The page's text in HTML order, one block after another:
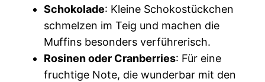
Schokolade: Kleine Schokostückchen
schmelzen im Teig und machen die
Muffins besonders verführerisch.
Rosinen oder Cranberries: Für eine
fruchtige Note, die wunderbar mit den